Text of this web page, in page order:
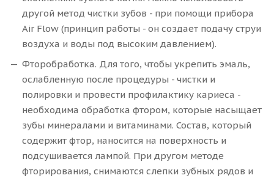
другой метод чистки зубов - при помощи прибора
Air Flow (принцип работы - он создает подачу струи
воздуха и воды под высоким давлением).
Фторобработка. Для того, чтобы укрепить эмаль,
ослабленную после процедуры - чистки и
полировки и провести профилактику кариеса -
необходима обработка фтором, которые насыщает
зубы минералами и витаминами. Состав, который
содержит фтор, наносится на поверхность и
подсушивается лампой. При другом методе
фторирования, снимаются слепки зубных рядов и